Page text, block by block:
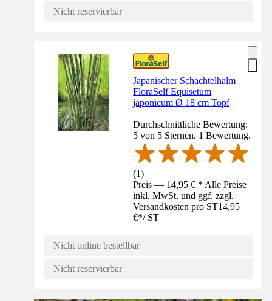
Nicht reservierbar
Japanischer Schachtelhalm
FloraSelf Equisetum
japonicum Ø 18 cm Topf
Durchschnittliche Bewertung:
5 von 5 Sternen. 1 Bewertung.
(1)
Preis — 14,95 € * Alle Preise
inkl. MwSt. und ggf. zzgl.
Versandkosten pro ST14,95
€*/ ST
Nicht online bestellbar
Nicht reservierbar